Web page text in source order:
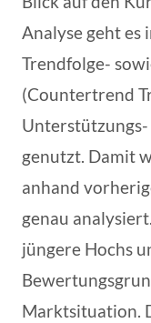
Analyse geht es
Trendfolge-
(Countertrend
genutzt. Damit
anhand
genau
jüngere Hochs
Marktsituation.